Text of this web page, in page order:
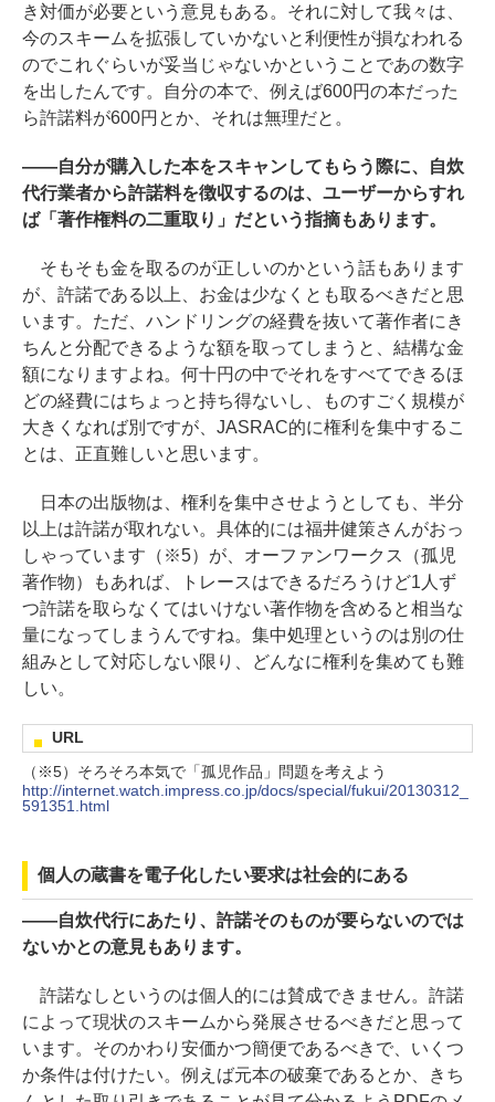
き対価が必要という意見もある。それに対して我々は、
今のスキームを拡張していかないと利便性が損なわれる
のでこれぐらいが妥当じゃないかということであの数字
を出したんです。自分の本で、例えば600円の本だった
ら許諾料が600円とか、それは無理だと。
――自分が購入した本をスキャンしてもらう際に、自炊
代行業者から許諾料を徴収するのは、ユーザーからすれ
ば「著作権料の二重取り」だという指摘もあります。
そもそも金を取るのが正しいのかという話もあります
が、許諾である以上、お金は少なくとも取るべきだと思
います。ただ、ハンドリングの経費を抜いて著作者にき
ちんと分配できるような額を取ってしまうと、結構な金
額になりますよね。何十円の中でそれをすべてできるほ
どの経費にはちょっと持ち得ないし、ものすごく規模が
大きくなれば別ですが、JASRAC的に権利を集中するこ
とは、正直難しいと思います。
日本の出版物は、権利を集中させようとしても、半分
以上は許諾が取れない。具体的には福井健策さんがおっ
しゃっています（※5）が、オーファンワークス（孤児
著作物）もあれば、トレースはできるだろうけど1人ず
つ許諾を取らなくてはいけない著作物を含めると相当な
量になってしまうんですね。集中処理というのは別の仕
組みとして対応しない限り、どんなに権利を集めても難
しい。
URL
（※5）そろそろ本気で「孤児作品」問題を考えよう
http://internet.watch.impress.co.jp/docs/special/fukui/20130312_
591351.html
個人の蔵書を電子化したい要求は社会的にある
――自炊代行にあたり、許諾そのものが要らないのでは
ないかとの意見もあります。
許諾なしというのは個人的には賛成できません。許諾
によって現状のスキームから発展させるべきだと思って
います。そのかわり安価かつ簡便であるべきで、いくつ
か条件は付けたい。例えば元本の破棄であるとか、きち